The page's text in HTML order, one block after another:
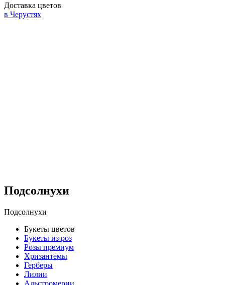
Доставка цветов
в Черустях
Подсолнухи
Подсолнухи
Букеты цветов
Букеты из роз
Розы премиум
Хризантемы
Герберы
Лилии
Альстромерии